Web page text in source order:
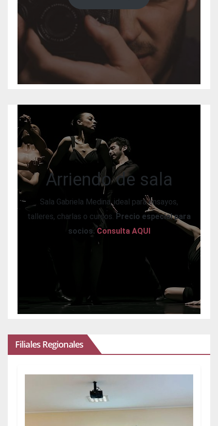
Arriendo de sala
Sala Gabriela Medina, ideal para ensayos,
talleres, charlas o cursos. Precio especial para
socios. Consulta AQUI
Filiales Regionales